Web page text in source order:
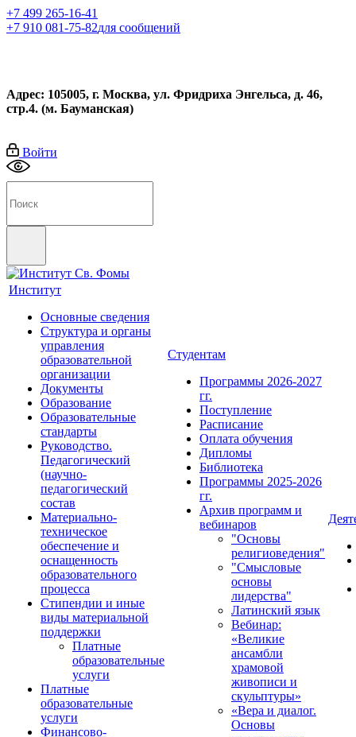
+7 499 265-16-41
+7 910 081-75-82для сообщений
Адрес: 105005, г. Москва, ул. Фридриха Энгельса, д. 46,
стр.4. (м. Бауманская)
Войти
Институт
Основные сведения
Структура и органы
управления
образовательной
организации
Документы
Образование
Образовательные
стандарты
Руководство.
Педагогический
(научно-
педагогический
состав
Материально-
техническое
обеспечение и
оснащенность
образовательного
процесса
Стипендии и иные
виды материальной
поддержки
Платные
образовательные
услуги
Платные
образовательные
услуги
Финансово-
Студентам
Программы 2026-2027
гг.
Поступление
Расписание
Оплата обучения
Дипломы
Библиотека
Программы 2025-2026
гг.
Архив программ и
вебинаров
"Основы
религиоведения"
"Смысловые
основы
лидерства"
Латинский язык
Вебинар:
«Великие
ансамбли
храмовой
живописи и
скульптуры»
«Вера и диалог.
Основы